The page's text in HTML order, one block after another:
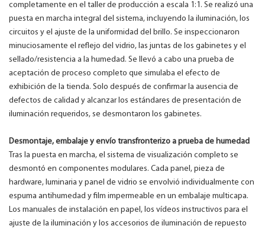
completamente en el taller de producción a escala 1:1. Se realizó una
puesta en marcha integral del sistema, incluyendo la iluminación, los
circuitos y el ajuste de la uniformidad del brillo. Se inspeccionaron
minuciosamente el reflejo del vidrio, las juntas de los gabinetes y el
sellado/resistencia a la humedad. Se llevó a cabo una prueba de
aceptación de proceso completo que simulaba el efecto de
exhibición de la tienda. Solo después de confirmar la ausencia de
defectos de calidad y alcanzar los estándares de presentación de
iluminación requeridos, se desmontaron los gabinetes.
Desmontaje, embalaje y envío transfronterizo a prueba de humedad
Tras la puesta en marcha, el sistema de visualización completo se
desmontó en componentes modulares. Cada panel, pieza de
hardware, luminaria y panel de vidrio se envolvió individualmente con
espuma antihumedad y film impermeable en un embalaje multicapa.
Los manuales de instalación en papel, los vídeos instructivos para el
ajuste de la iluminación y los accesorios de iluminación de repuesto